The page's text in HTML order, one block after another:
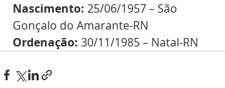
Nascimento: 25/06/1957 – São
Gonçalo do Amarante-RN
Ordenação: 30/11/1985 – Natal-RN